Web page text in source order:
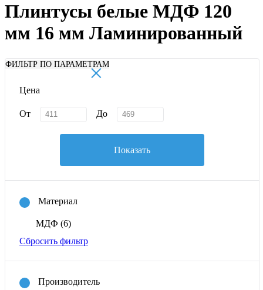
Плинтусы белые МДФ 120
мм 16 мм Ламинированный
ФИЛЬТР ПО ПАРАМЕТРАМ
×
Цена
От До
Показать
Материал
МДФ (6)
Сбросить фильтр
Производитель